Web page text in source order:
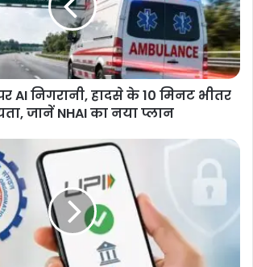
AI निगरानी, हादसे के 10 मिनट भीतर
जानें NHAI का नया प्लान